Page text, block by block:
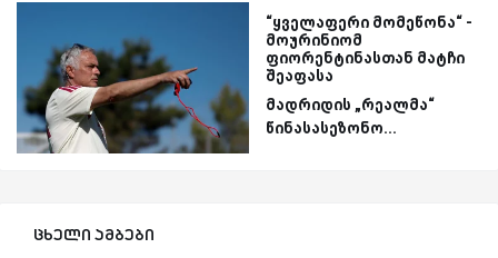
“ყველაფერი მომეწონა“ -
მოურინიომ
ფიორენტინასთან მატჩი
შეაფასა
მადრიდის „რეალმა“
წინასასეზონო...
ცხელი ამბები